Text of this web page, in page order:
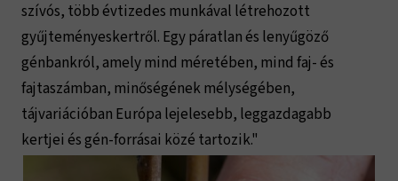
szívós, több évtizedes munkával létrehozott
gyűjteményeskertről. Egy páratlan és lenyűgöző
génbankról, amely mind méretében, mind faj- és
fajtaszámban, minőségének mélységében,
tájvariációban Európa lejelesebb, leggazdagabb
kertjei és gén-forrásai közé tartozik."